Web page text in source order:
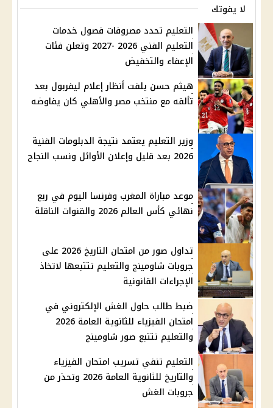
لا يفوتك
التعليم تحدد مصروفات فصول خدمات
التعليم الفني 2026 -2027 وتعلن فئات
الإعفاء والتخفيض
هيثم حسن يلفت أنظار إعلام ليفربول بعد
تألقه مع منتخب مصر والأهلي كان يفاوضه
وزير التعليم يعتمد نتيجة الدبلومات الفنية
2026 بعد قليل وإعلان الأوائل ونسب النجاح
موعد مباراة المغرب وفرنسا اليوم في ربع
نهائي كأس العالم 2026 والقنوات الناقلة
تداول صور من امتحان التاريخ 2026 على
جروبات شاومينج والتعليم تتتبعها لاتخاذ
الإجراءات القانونية
ضبط طالب حاول الغش الإلكتروني في
امتحان الفيزياء للثانوية العامة 2026
والتعليم تتتبع صور شاومينج
التعليم تنفي تسريب امتحان الفيزياء
والتاريخ للثانوية العامة 2026 وتحذر من
جروبات الغش